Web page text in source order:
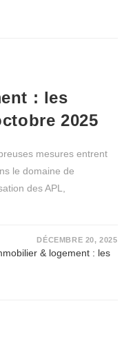
: les
2025
mesures entrent
le domaine de
des APL,
DÉCEMBRE 20, 2025